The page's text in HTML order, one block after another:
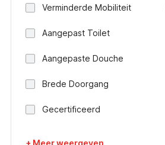
Verminderde Mobiliteit
Aangepast Toilet
Aangepaste Douche
Brede Doorgang
Gecertificeerd
+ Meer weergeven